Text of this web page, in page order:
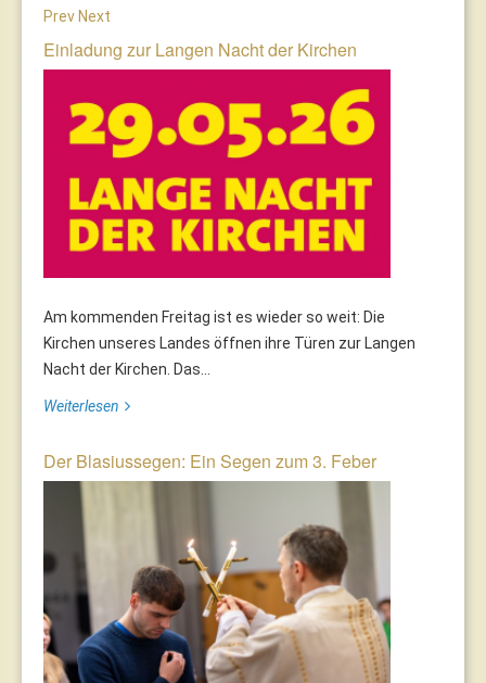
PrevNext
Einladung zur Langen Nacht der Kirchen
Am kommenden Freitag ist es wieder so weit: Die
Kirchen unseres Landes öffnen ihre Türen zur Langen
Nacht der Kirchen. Das...
Weiterlesen
Der Blasiussegen: Ein Segen zum 3. Feber